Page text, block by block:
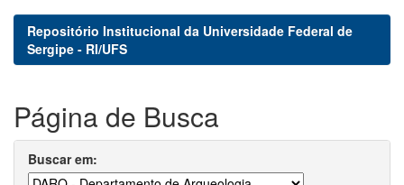
Repositório Institucional da Universidade Federal de
Sergipe - RI/UFS
Página de Busca
Buscar em: